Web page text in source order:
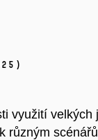
využití
různým